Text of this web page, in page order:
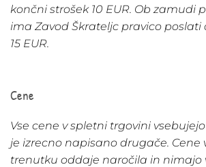
končni strošek 10 EUR. Ob zamudi
ima Zavod Škrateljc pravico poslati
15 EUR.
Cene
Vse cene v spletni trgovini
je izrecno napisano drugače. Cene
trenutku oddaje naročila in nimajo